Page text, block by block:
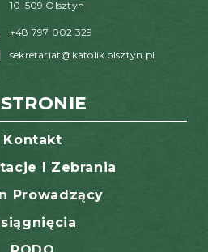
10-509 Olsztyn
+48 797 002 329
sekretariat@katolik.olsztyn.pl
Kontakt
I Zebrania
Prowadzący